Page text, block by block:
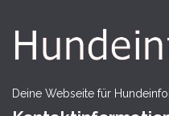
Deine Webseite für